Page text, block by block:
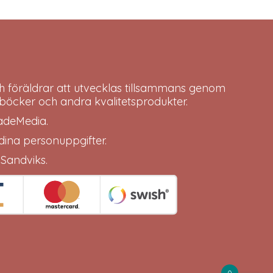
föräldrar att utvecklas tillsammans genom
och andra kvalitetsprodukter.
.
personuppgifter.
.